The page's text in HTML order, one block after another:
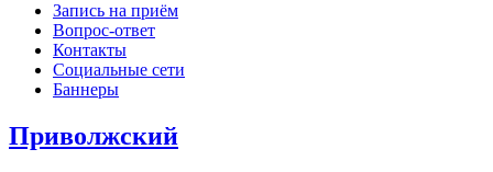
Запись на приём
Вопрос-ответ
Контакты
Социальные сети
Баннеры
Приволжский